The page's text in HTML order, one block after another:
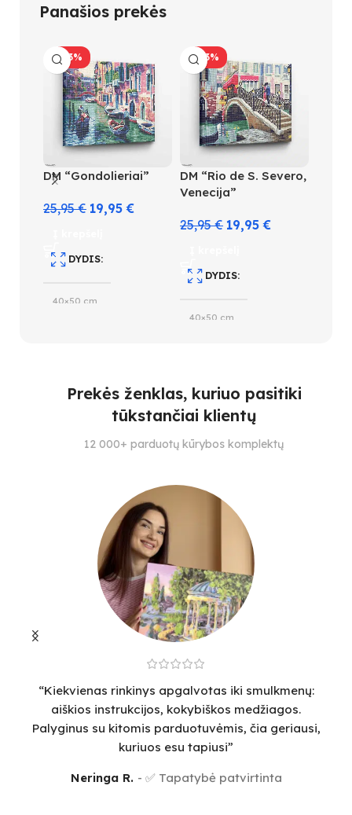
Panašios prekės
-23%
DM “Gondolieriai”
25,95€ 19,95€
DYDIS
40×50 cm
-23%
DM “Rio de S. Severo,
Venecija”
25,95€ 19,95€
DYDIS
40×50 cm
5
SPALVŲ KIEKIS
44
Prekės ženklas, kuriuo pasitiki
tūkstančiai klientų
12 000+ parduotų kūrybos komplektų
“Kiekvienas rinkinys apgalvotas iki smulkmenų:
aiškios instrukcijos, kokybiškos medžiagos.
Palyginus su kitomis parduotuvėmis, čia geriausi,
kuriuos esu tapiusi”
Neringa R. ✅ Tapatybė patvirtinta